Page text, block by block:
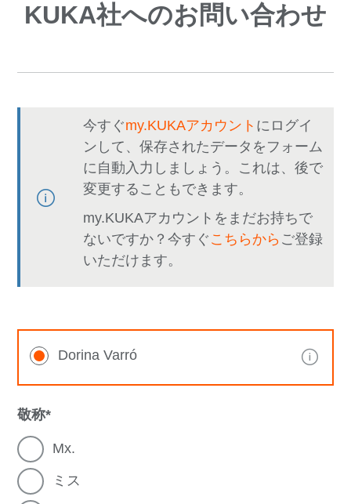
KUKA社へのお問い合わせ
今すぐmy.KUKAアカウント にログイ
ンして、保存されたデータをフォーム
に自動入力しましょう。これは、後で
変更することもできます。
my.KUKAアカウントをまだお持ちで
ないですか？今すぐ こちらから ご登録
いただけます。
Dorina Varró
敬称
Mx.
ミス